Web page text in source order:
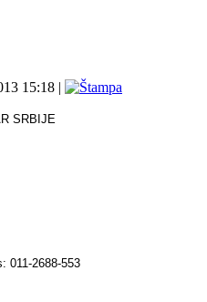
15:18 |
SRBIJE
011-2688-553